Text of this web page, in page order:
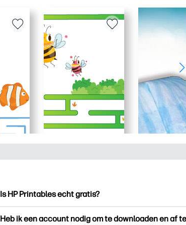
Is HP Printables echt gratis?
Heb ik een account nodig om te downloaden en af